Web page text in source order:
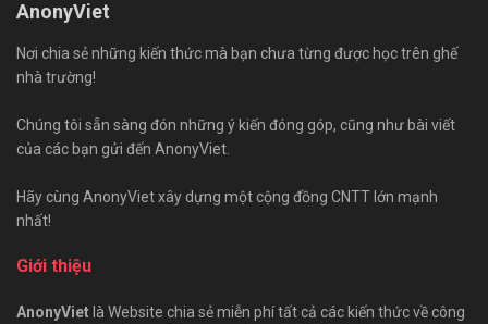
AnonyViet
Nơi chia sẻ những kiến thức mà bạn chưa từng được học trên ghế
nhà trường!
Chúng tôi sẵn sàng đón những ý kiến đóng góp, cũng như bài viết
của các bạn gửi đến AnonyViet.
Hãy cùng AnonyViet xây dựng một cộng đồng CNTT lớn mạnh
nhất!
Giới thiệu
AnonyViet là Website chia sẻ miễn phí tất cả các kiến thức về công